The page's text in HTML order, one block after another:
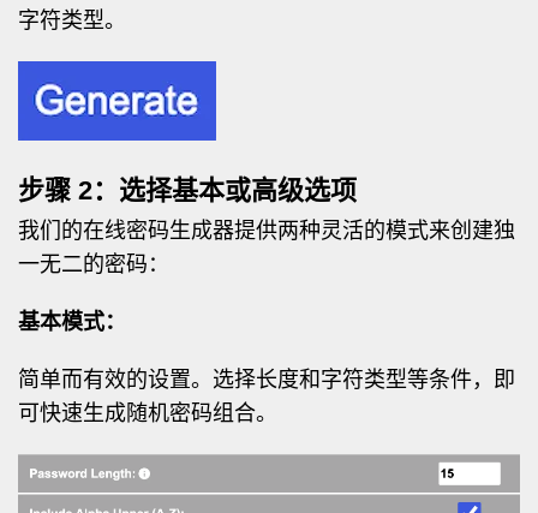
字符类型。
步骤 2：选择基本或高级选项
我们的在线密码生成器提供两种灵活的模式来创建独
一无二的密码：
基本模式：
简单而有效的设置。选择长度和字符类型等条件，即
可快速生成随机密码组合。